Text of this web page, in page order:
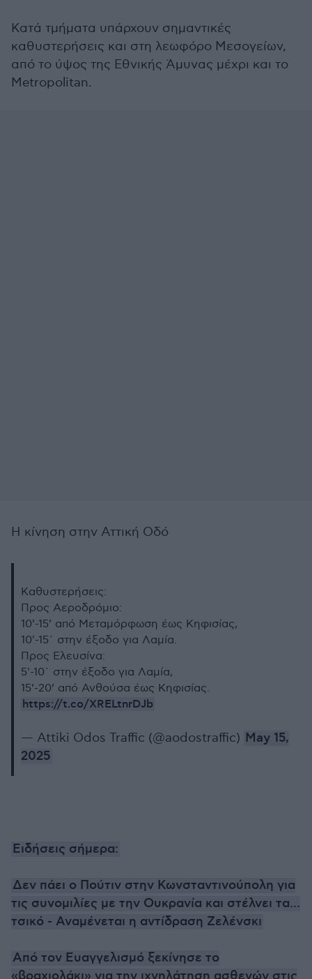
Κατά τμήματα υπάρχουν σημαντικές
καθυστερήσεις και στη λεωφόρο Μεσογείων,
από το ύψος της Εθνικής Άμυνας μέχρι και το
Metropolitan.
Η κίνηση στην Αττική Οδό
Καθυστερήσεις:
Προς Αεροδρόμιο:
10’-15’ από Μεταμόρφωση έως Κηφισίας,
10'-15΄ στην έξοδο για Λαμία.
Προς Ελευσίνα:
5'-10΄ στην έξοδο για Λαμία,
15’-20’ από Ανθούσα έως Κηφισίας.
https://t.co/XRELtnrDJb
— Attiki Odos Traffic (@aodostraffic) May 15,
2025
Ειδήσεις σήμερα:
Δεν πάει ο Πούτιν στην Κωνσταντινούπολη για
τις συνομιλίες με την Ουκρανία και στέλνει τα...
τσικό - Αναμένεται η αντίδραση Ζελένσκι
Από τον Ευαγγελισμό ξεκίνησε το